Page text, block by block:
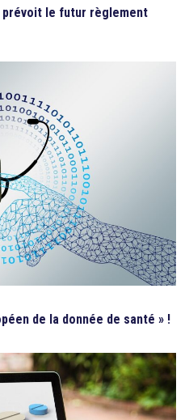
prévoit le futur règlement
de la donnée de santé » !